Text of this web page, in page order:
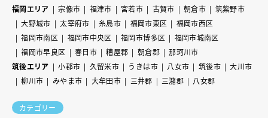
福岡エリア
宗像市 福津市 宮若市 古賀市 朝倉市
筑紫野市
大野城市
太宰府市 糸島市 福岡市東区
福岡市西区
福岡市南区
福岡市中央区 福岡市博多区
福岡市城南区
福岡市早良区
春日市 糟屋郡 朝倉郡
那珂川市
筑後エリア
小郡市 久留米市 うきは市 八女市 筑後市
大川市
柳川市
みやま市 大牟田市 三井郡 三潴郡 八女郡
カテゴリー